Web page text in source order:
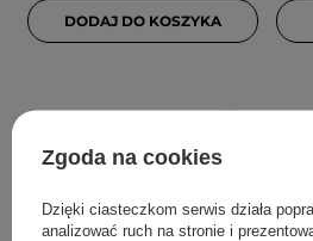
DODAJ DO KOSZYKA
Zgoda na cookies
Dzięki ciasteczkom serwis działa
analizować ruch na stronie i